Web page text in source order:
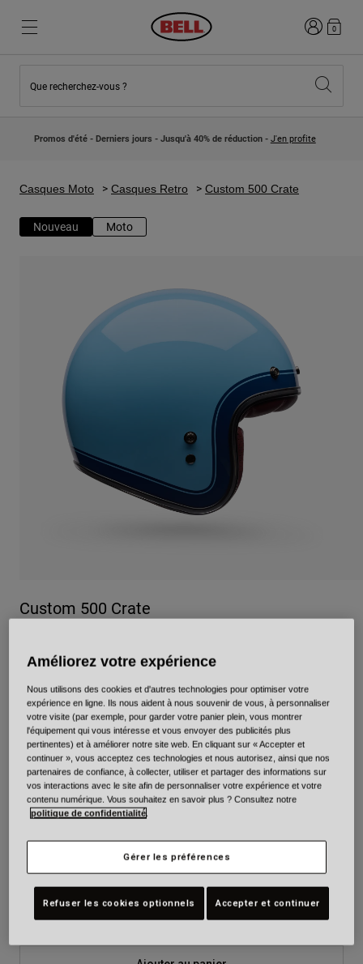
Nouveautés
Casques Motocross Enfant
Explorez Moto
Motocross
Rétro
Pièces détachées
Nouveautés
Lifestyle
Intégrales
Route et Gravel
Pièces détachées
Connexion
0
Que recherchez-vous ?
Promos d'été - Derniers jours - Jusqu'à 40% de réduction - J'en profite
Casques Moto Casques Retro Custom 500 Crate
Nouveau Moto
Custom 500 Crate
Couleur -Bleu glacial
sélectionné
XS S M XL 2XL
Améliorez votre expérience
Nous utilisons des cookies et d'autres technologies pour optimiser votre
expérience en ligne. Ils nous aident à nous souvenir de vous, à personnaliser
votre visite (par exemple, pour garder votre panier plein, vous montrer
l'équipement qui vous intéresse et vous envoyer des publicités plus
pertinentes) et à améliorer notre site web. En cliquant sur « Accepter et
continuer », vous acceptez ces technologies et nous autorisez, ainsi que nos
partenaires de confiance, à collecter, utiliser et partager des informations sur
vos interactions avec le site afin de personnaliser votre expérience et votre
contenu numérique. Vous souhaitez en savoir plus ? Consultez notre
politique de confidentialité.
Gérer les préférences
Refuser les cookies optionnels Accepter et continuer